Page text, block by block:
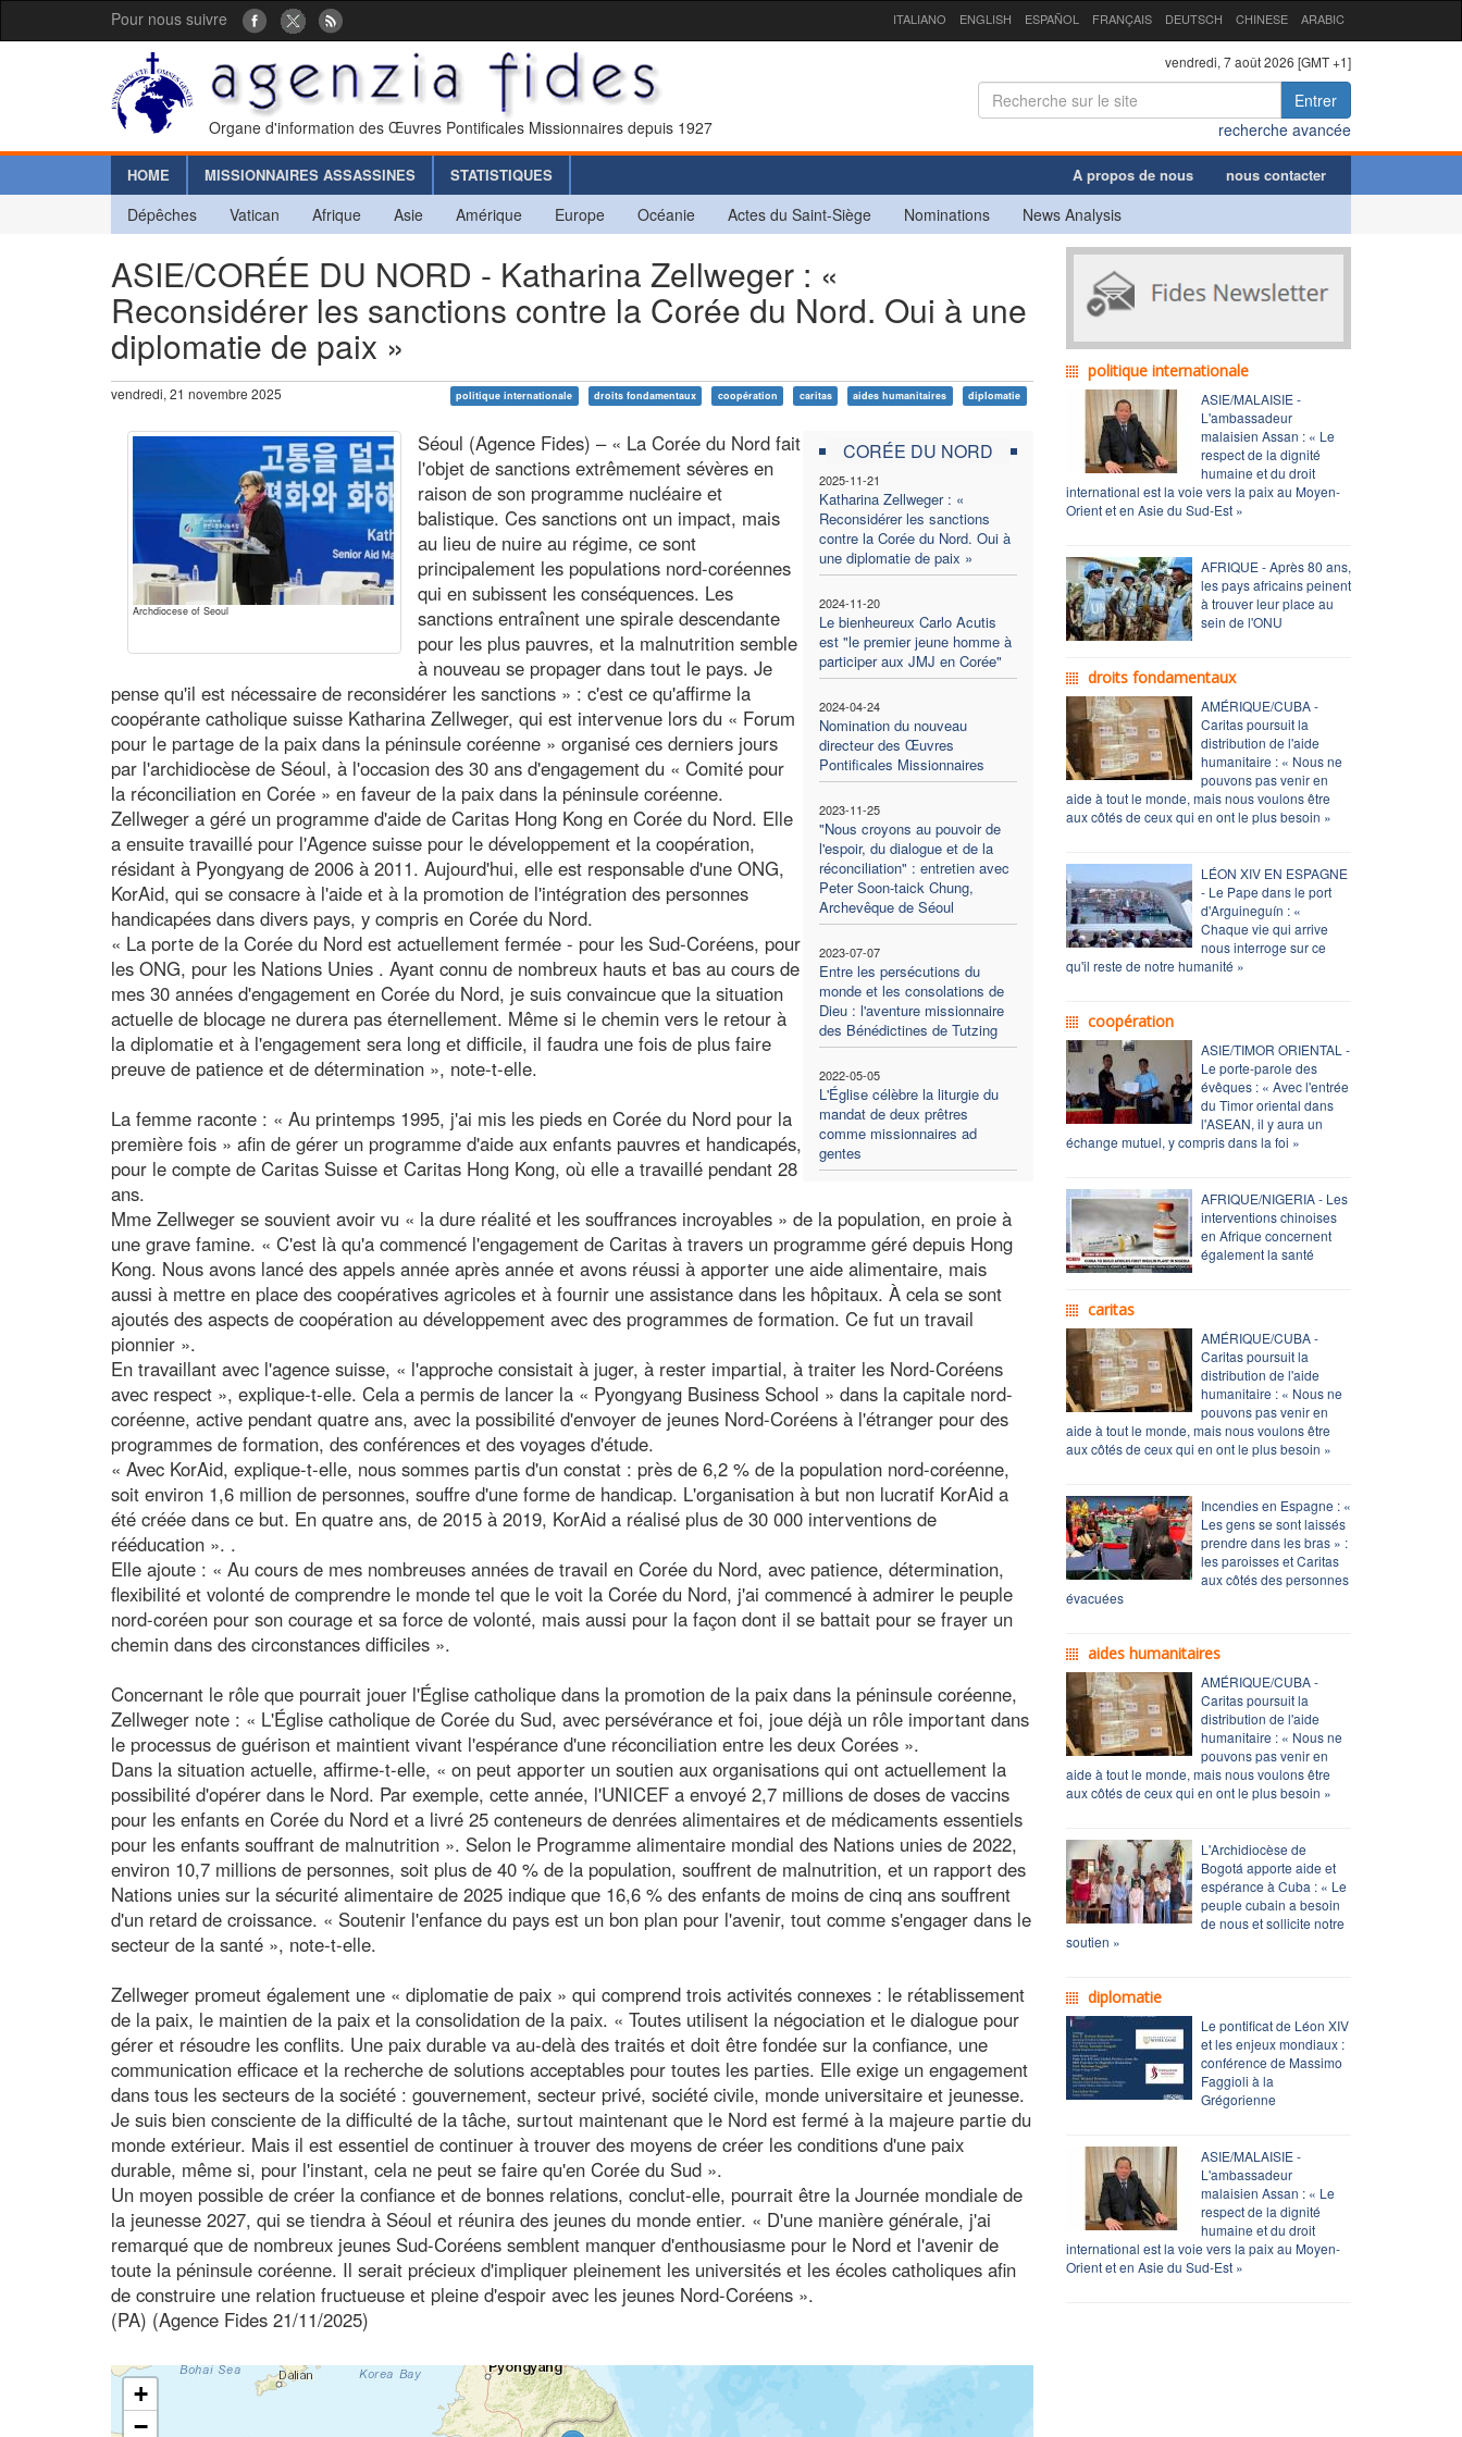
Pour nous suivre ITALIANO ENGLISH ESPAÑOL FRANÇAIS DEUTSCH CHINESE ARABIC
Organe d'information des Œuvres Pontificales Missionnaires depuis 1927
vendredi, 7 août 2026 [GMT +1]
Entrer
recherche avancée
HOME MISSIONNAIRES ASSASSINES STATISTIQUES A propos de nous nous contacter
Dépêches Vatican Afrique Asie Amérique Europe Océanie Actes du Saint-Siège Nominations News Analysis
ASIE/CORÉE DU NORD - Katharina Zellweger : «
Reconsidérer les sanctions contre la Corée du Nord. Oui à une
diplomatie de paix »
vendredi, 21 novembre 2025 politique internationale droits fondamentaux coopération caritas aides humanitaires diplomatie
Archdiocese of Seoul
CORÉE DU NORD
2025-11-21
Katharina Zellweger : «
Reconsidérer les sanctions
contre la Corée du Nord. Oui à
une diplomatie de paix »
2024-11-20
Le bienheureux Carlo Acutis
est "le premier jeune homme à
participer aux JMJ en Corée"
2024-04-24
Nomination du nouveau
directeur des Œuvres
Pontificales Missionnaires
2023-11-25
"Nous croyons au pouvoir de
l'espoir, du dialogue et de la
réconciliation" : entretien avec
Peter Soon-taick Chung,
Archevêque de Séoul
2023-07-07
Entre les persécutions du
monde et les consolations de
Dieu : l'aventure missionnaire
des Bénédictines de Tutzing
2022-05-05
L'Église célèbre la liturgie du
mandat de deux prêtres
comme missionnaires ad
gentes
Séoul (Agence Fides) – « La Corée du Nord fait
l'objet de sanctions extrêmement sévères en
raison de son programme nucléaire et
balistique. Ces sanctions ont un impact, mais
au lieu de nuire au régime, ce sont
principalement les populations nord-coréennes
qui en subissent les conséquences. Les
sanctions entraînent une spirale descendante
pour les plus pauvres, et la malnutrition semble
à nouveau se propager dans tout le pays. Je
pense qu'il est nécessaire de reconsidérer les sanctions » : c'est ce qu'affirme la
coopérante catholique suisse Katharina Zellweger, qui est intervenue lors du « Forum
pour le partage de la paix dans la péninsule coréenne » organisé ces derniers jours
par l'archidiocèse de Séoul, à l'occasion des 30 ans d'engagement du « Comité pour
la réconciliation en Corée » en faveur de la paix dans la péninsule coréenne.
Zellweger a géré un programme d'aide de Caritas Hong Kong en Corée du Nord. Elle
a ensuite travaillé pour l'Agence suisse pour le développement et la coopération,
résidant à Pyongyang de 2006 à 2011. Aujourd'hui, elle est responsable d'une ONG,
KorAid, qui se consacre à l'aide et à la promotion de l'intégration des personnes
handicapées dans divers pays, y compris en Corée du Nord.
« La porte de la Corée du Nord est actuellement fermée - pour les Sud-Coréens, pour
les ONG, pour les Nations Unies . Ayant connu de nombreux hauts et bas au cours de
mes 30 années d'engagement en Corée du Nord, je suis convaincue que la situation
actuelle de blocage ne durera pas éternellement. Même si le chemin vers le retour à
la diplomatie et à l'engagement sera long et difficile, il faudra une fois de plus faire
preuve de patience et de détermination », note-t-elle.
La femme raconte : « Au printemps 1995, j'ai mis les pieds en Corée du Nord pour la
première fois » afin de gérer un programme d'aide aux enfants pauvres et handicapés,
pour le compte de Caritas Suisse et Caritas Hong Kong, où elle a travaillé pendant 28
ans.
Mme Zellweger se souvient avoir vu « la dure réalité et les souffrances incroyables » de la population, en proie à
une grave famine. « C'est là qu'a commencé l'engagement de Caritas à travers un programme géré depuis Hong
Kong. Nous avons lancé des appels année après année et avons réussi à apporter une aide alimentaire, mais
aussi à mettre en place des coopératives agricoles et à fournir une assistance dans les hôpitaux. À cela se sont
ajoutés des aspects de coopération au développement avec des programmes de formation. Ce fut un travail
pionnier ».
En travaillant avec l'agence suisse, « l'approche consistait à juger, à rester impartial, à traiter les Nord-Coréens
avec respect », explique-t-elle. Cela a permis de lancer la « Pyongyang Business School » dans la capitale nord-
coréenne, active pendant quatre ans, avec la possibilité d'envoyer de jeunes Nord-Coréens à l'étranger pour des
programmes de formation, des conférences et des voyages d'étude.
« Avec KorAid, explique-t-elle, nous sommes partis d'un constat : près de 6,2 % de la population nord-coréenne,
soit environ 1,6 million de personnes, souffre d'une forme de handicap. L'organisation à but non lucratif KorAid a
été créée dans ce but. En quatre ans, de 2015 à 2019, KorAid a réalisé plus de 30 000 interventions de
rééducation ». .
Elle ajoute : « Au cours de mes nombreuses années de travail en Corée du Nord, avec patience, détermination,
flexibilité et volonté de comprendre le monde tel que le voit la Corée du Nord, j'ai commencé à admirer le peuple
nord-coréen pour son courage et sa force de volonté, mais aussi pour la façon dont il se battait pour se frayer un
chemin dans des circonstances difficiles ».
Concernant le rôle que pourrait jouer l'Église catholique dans la promotion de la paix dans la péninsule coréenne,
Zellweger note : « L'Église catholique de Corée du Sud, avec persévérance et foi, joue déjà un rôle important dans
le processus de guérison et maintient vivant l'espérance d'une réconciliation entre les deux Corées ».
Dans la situation actuelle, affirme-t-elle, « on peut apporter un soutien aux organisations qui ont actuellement la
possibilité d'opérer dans le Nord. Par exemple, cette année, l'UNICEF a envoyé 2,7 millions de doses de vaccins
pour les enfants en Corée du Nord et a livré 25 conteneurs de denrées alimentaires et de médicaments essentiels
pour les enfants souffrant de malnutrition ». Selon le Programme alimentaire mondial des Nations unies de 2022,
environ 10,7 millions de personnes, soit plus de 40 % de la population, souffrent de malnutrition, et un rapport des
Nations unies sur la sécurité alimentaire de 2025 indique que 16,6 % des enfants de moins de cinq ans souffrent
d'un retard de croissance. « Soutenir l'enfance du pays est un bon plan pour l'avenir, tout comme s'engager dans le
secteur de la santé », note-t-elle.
Zellweger promeut également une « diplomatie de paix » qui comprend trois activités connexes : le rétablissement
de la paix, le maintien de la paix et la consolidation de la paix. « Toutes utilisent la négociation et le dialogue pour
gérer et résoudre les conflits. Une paix durable va au-delà des traités et doit être fondée sur la confiance, une
communication efficace et la recherche de solutions acceptables pour toutes les parties. Elle exige un engagement
dans tous les secteurs de la société : gouvernement, secteur privé, société civile, monde universitaire et jeunesse.
Je suis bien consciente de la difficulté de la tâche, surtout maintenant que le Nord est fermé à la majeure partie du
monde extérieur. Mais il est essentiel de continuer à trouver des moyens de créer les conditions d'une paix
durable, même si, pour l'instant, cela ne peut se faire qu'en Corée du Sud ».
Un moyen possible de créer la confiance et de bonnes relations, conclut-elle, pourrait être la Journée mondiale de
la jeunesse 2027, qui se tiendra à Séoul et réunira des jeunes du monde entier. « D'une manière générale, j'ai
remarqué que de nombreux jeunes Sud-Coréens semblent manquer d'enthousiasme pour le Nord et l'avenir de
toute la péninsule coréenne. Il serait précieux d'impliquer pleinement les universités et les écoles catholiques afin
de construire une relation fructueuse et pleine d'espoir avec les jeunes Nord-Coréens ».
(PA) (Agence Fides 21/11/2025)
+
−
politique internationale
ASIE/MALAISIE -
L'ambassadeur
malaisien Assan : « Le
respect de la dignité
humaine et du droit
international est la voie vers la paix au Moyen-
Orient et en Asie du Sud-Est »
AFRIQUE - Après 80 ans,
les pays africains peinent
à trouver leur place au
sein de l'ONU
droits fondamentaux
AMÉRIQUE/CUBA -
Caritas poursuit la
distribution de l'aide
humanitaire : « Nous ne
pouvons pas venir en
aide à tout le monde, mais nous voulons être
aux côtés de ceux qui en ont le plus besoin »
LÉON XIV EN ESPAGNE
- Le Pape dans le port
d'Arguineguín : «
Chaque vie qui arrive
nous interroge sur ce
qu'il reste de notre humanité »
coopération
ASIE/TIMOR ORIENTAL -
Le porte-parole des
évêques : « Avec l'entrée
du Timor oriental dans
l'ASEAN, il y aura un
échange mutuel, y compris dans la foi »
AFRIQUE/NIGERIA - Les
interventions chinoises
en Afrique concernent
également la santé
caritas
AMÉRIQUE/CUBA -
Caritas poursuit la
distribution de l'aide
humanitaire : « Nous ne
pouvons pas venir en
aide à tout le monde, mais nous voulons être
aux côtés de ceux qui en ont le plus besoin »
Incendies en Espagne : «
Les gens se sont laissés
prendre dans les bras » :
les paroisses et Caritas
aux côtés des personnes
évacuées
aides humanitaires
AMÉRIQUE/CUBA -
Caritas poursuit la
distribution de l'aide
humanitaire : « Nous ne
pouvons pas venir en
aide à tout le monde, mais nous voulons être
aux côtés de ceux qui en ont le plus besoin »
L'Archidiocèse de
Bogotá apporte aide et
espérance à Cuba : « Le
peuple cubain a besoin
de nous et sollicite notre
soutien »
diplomatie
Le pontificat de Léon XIV
et les enjeux mondiaux :
conférence de Massimo
Faggioli à la
Grégorienne
ASIE/MALAISIE -
L'ambassadeur
malaisien Assan : « Le
respect de la dignité
humaine et du droit
international est la voie vers la paix au Moyen-
Orient et en Asie du Sud-Est »